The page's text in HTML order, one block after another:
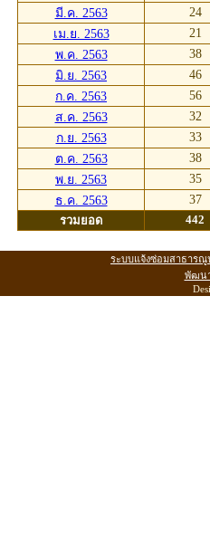
มี.ค. 2563
24
เม.ย. 2563
21
พ.ค. 2563
38
มิ.ย. 2563
46
ก.ค. 2563
56
ส.ค. 2563
32
ก.ย. 2563
33
ต.ค. 2563
38
พ.ย. 2563
35
ธ.ค. 2563
37
รวมยอด
442
ระบบแจ้งซ่อมสาธาร
พัฒน